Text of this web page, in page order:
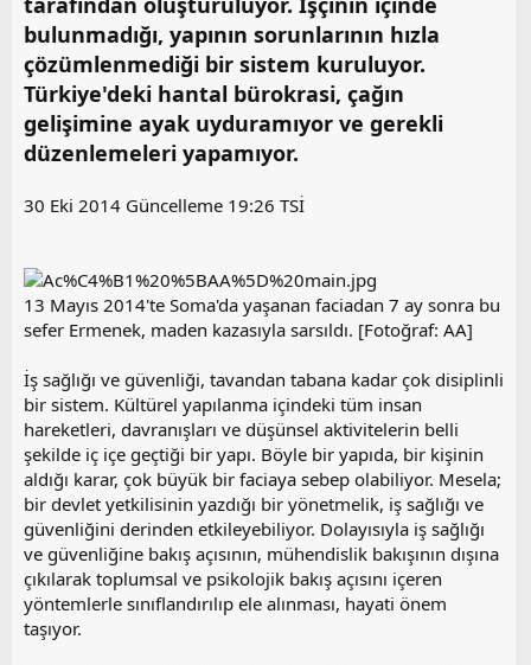
n
h
i
bulunmadığı, yapının sorunlarının hızla
çözümlenmediği bir sistem kuruluyor.
Türkiye'deki hantal bürokrasi, çağın
gelişimine ayak uyduramıyor ve gerekli
düzenlemeleri yapamıyor.
30 Eki 2014 Güncelleme 19:26 TSİ
13 Mayıs 2014'te Soma'da yaşanan faciadan 7 ay sonra bu
sefer Ermenek, maden kazasıyla sarsıldı. [Fotoğraf: AA]
İş sağlığı ve güvenliği, tavandan tabana kadar çok disiplinli
bir sistem. Kültürel yapılanma içindeki tüm insan
hareketleri, davranışları ve düşünsel aktivitelerin belli
şekilde iç içe geçtiği bir yapı. Böyle bir yapıda, bir kişinin
aldığı karar, çok büyük bir faciaya sebep olabiliyor. Mesela;
bir devlet yetkilisinin yazdığı bir yönetmelik, iş sağlığı ve
güvenliğini derinden etkileyebiliyor. Dolayısıyla iş sağlığı
ve güvenliğine bakış açısının, mühendislik bakışının dışına
çıkılarak toplumsal ve psikolojik bakış açısını içeren
yöntemlerle sınıflandırılıp ele alınması, hayati önem
taşıyor.